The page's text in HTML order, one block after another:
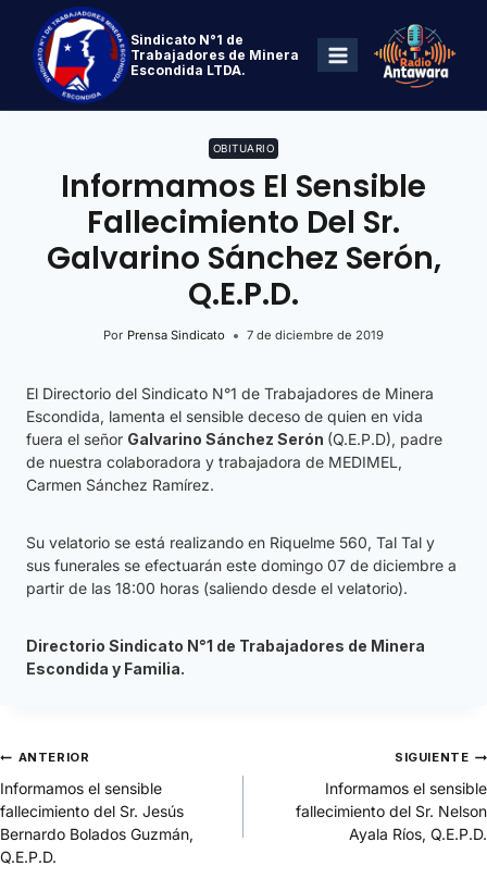
Sindicato N°1 de
Trabajadores de Minera
Escondida LTDA.
OBITUARIO
Informamos El Sensible
Fallecimiento Del Sr.
Galvarino Sánchez Serón,
Q.E.P.D.
Por Prensa Sindicato 7 de diciembre de 2019
El Directorio del Sindicato N°1 de Trabajadores de Minera
Escondida, lamenta el sensible deceso de quien en vida
fuera el señor Galvarino Sánchez Serón (Q.E.P.D), padre
de nuestra colaboradora y trabajadora de MEDIMEL,
Carmen Sánchez Ramírez.
Su velatorio se está realizando en Riquelme 560, Tal Tal y
sus funerales se efectuarán este domingo 07 de diciembre a
partir de las 18:00 horas (saliendo desde el velatorio).
Directorio Sindicato N°1 de Trabajadores de Minera
Escondida y Familia.
ANTERIOR
Informamos el sensible
fallecimiento del Sr. Jesús
Bernardo Bolados Guzmán,
Q.E.P.D.
SIGUIENTE
Informamos el sensible
fallecimiento del Sr. Nelson
Ayala Ríos, Q.E.P.D.